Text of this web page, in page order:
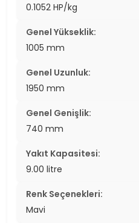
0.1052 HP/kg
Genel Yükseklik:
1005 mm
Genel Uzunluk:
1950 mm
Genel Genişlik:
740 mm
Yakıt Kapasitesi:
9.00 litre
Renk Seçenekleri:
Mavi